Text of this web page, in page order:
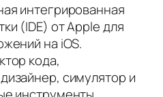
интегрированная
(IDE) от Apple для
на iOS.
кода,
симулятор и